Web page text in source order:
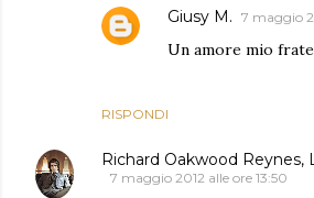
RISPONDI
Giusy M. 7 maggio
Un amore mio
Richard Oakwood Reynes,
7 maggio 2012 alle ore 13:50